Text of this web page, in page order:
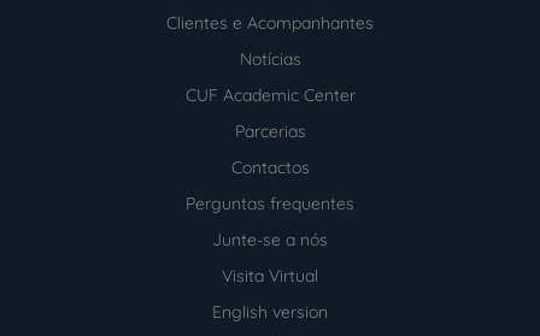
Clientes e Acompanhantes
Notícias
CUF Academic Center
Parcerias
Contactos
Perguntas frequentes
Junte-se a nós
Visita Virtual
English version